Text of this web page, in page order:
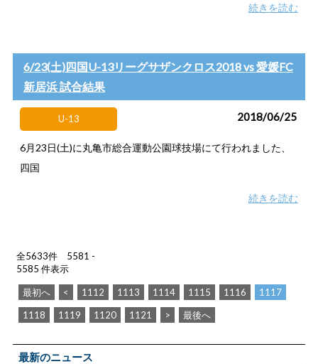
続きを読む
6/23(土)四国U-13リーグサザンクロス2018 vs 愛媛FC
新居浜 試合結果
U-13 2018/06/25
6月23日(土)に丸亀市総合運動公園球技場にて行われました、
四国
続きを読む
全5633件 5581 -
5585 件表示
最初へ < 1112 1113 1114 1115 1116
1117
1118
1119 1120 1121 > 最後へ
最新のニュース